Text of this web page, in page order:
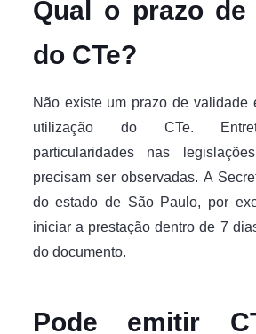
Qual o prazo de
do CTe?
Não existe um prazo de validade
utilização do CTe.
particularidades nas
precisam ser observadas. A
do estado de São Paulo, por
iniciar a prestação dentro de 7
do documento.
Pode emitir